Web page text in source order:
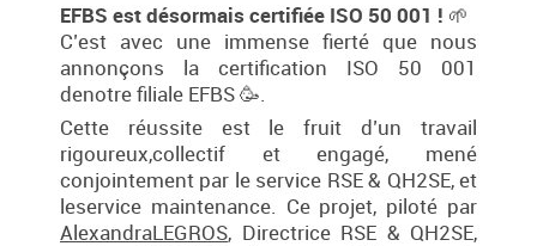
EFBS est désormais certifiée ISO 50 001 ! 🌱
C’est avec une immense fierté que nous
annonçons la certification ISO 50 001
denotre filiale EFBS 🥳.
Cette réussite est le fruit d’un travail
rigoureux,collectif et engagé, mené
conjointement par le service RSE & QH2SE, et
leservice maintenance. Ce projet, piloté par
AlexandraLEGROS, Directrice RSE & QH2SE,